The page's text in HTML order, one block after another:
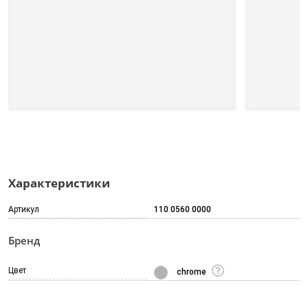
Характеристики
Артикул 110 0560 0000
Бренд
Цвет chrome